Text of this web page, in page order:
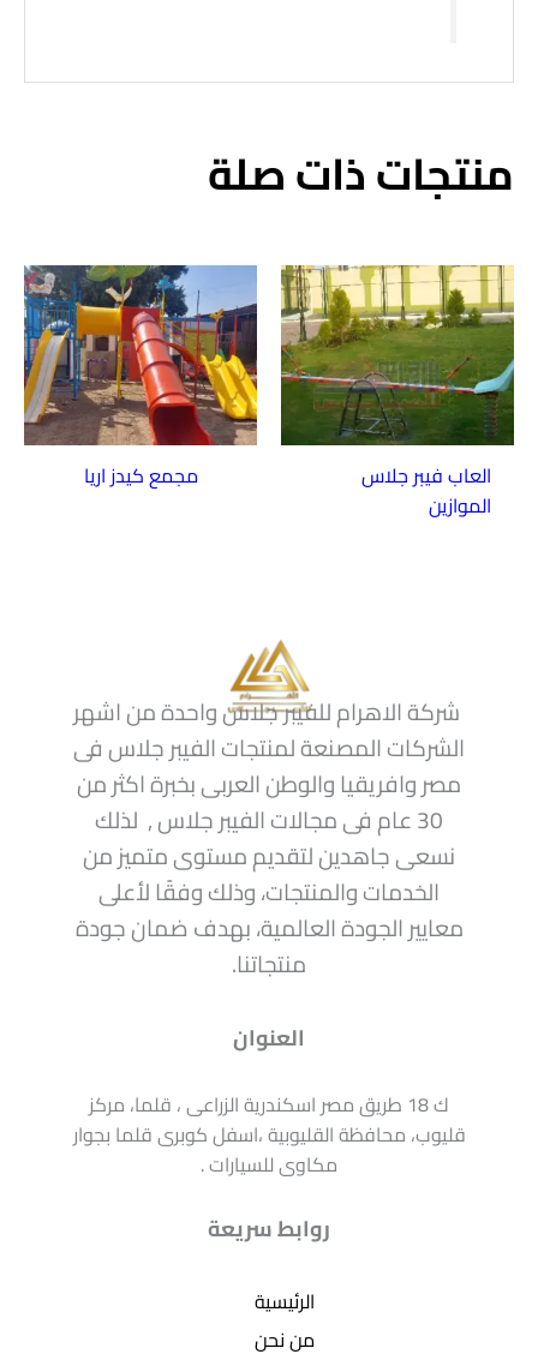
منتجات ذات صلة
العاب فيبر جلاس
الموازين
مجمع كيدز اريا
شركة الاهرام للفيبر جلاس واحدة من اشهر
الشركات المصنعة لمنتجات الفيبر جلاس فى
مصر وافريقيا والوطن العربى بخبرة اكثر من
30 عام فى مجالات الفيبر جلاس , لذلك
نسعى جاهدين لتقديم مستوى متميز من
الخدمات والمنتجات، وذلك وفقًا لأعلى
معايير الجودة العالمية، بهدف ضمان جودة
منتجاتنا.
العنوان
ك 18 طريق مصر اسكندرية الزراعى ، قلما، مركز
قليوب، محافظة القليوبية ،اسفل كوبرى قلما بجوار
مكاوى للسيارات .
روابط سريعة
الرئيسية
من نحن